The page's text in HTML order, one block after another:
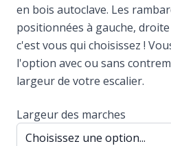
en bois autoclave. Les
positionnées à gauche,
c'est vous qui choisissez !
l'option avec ou sans
largeur de votre escalier.
Largeur des marches